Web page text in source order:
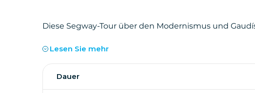
Diese Segway-Tour über den Modernismus und
und Vila de Gràcia.
Beginnend am Arc de Triomf auf der Avenida Lluís
meisten der wichtigsten Sehenswürdigkeiten
Lesen Sie mehr
Dauer